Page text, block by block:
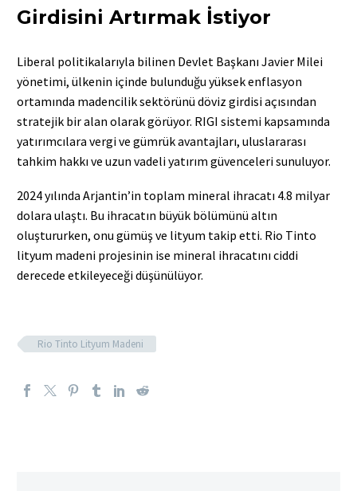
Girdisini Artırmak İstiyor
Liberal politikalarıyla bilinen Devlet Başkanı Javier Milei
yönetimi, ülkenin içinde bulunduğu yüksek enflasyon
ortamında madencilik sektörünü döviz girdisi açısından
stratejik bir alan olarak görüyor. RIGI sistemi kapsamında
yatırımcılara vergi ve gümrük avantajları, uluslararası
tahkim hakkı ve uzun vadeli yatırım güvenceleri sunuluyor.
2024 yılında Arjantin’in toplam mineral ihracatı 4.8 milyar
dolara ulaştı. Bu ihracatın büyük bölümünü altın
oluştururken, onu gümüş ve lityum takip etti. Rio Tinto
lityum madeni projesinin ise mineral ihracatını ciddi
derecede etkileyeceği düşünülüyor.
Rio Tinto Lityum Madeni